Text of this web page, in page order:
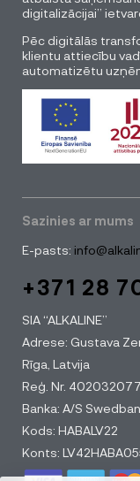
digitalizācijai”
Pēc digitālās
klientu attiecību
automatizētu
Sazinies ar mums
E-pasts:
+371 28
SIA “ALKALINE”
Adrese: Gustava
Rīga, Latvija
Reģ. Nr.
Banka: A/S
Kods: HABALV22
Konts: